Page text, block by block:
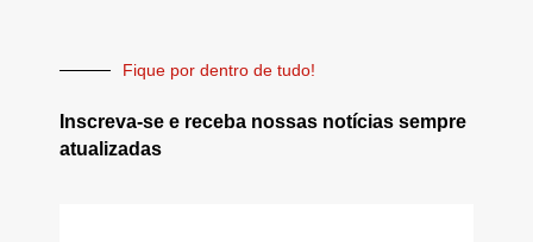
Fique por dentro de tudo!
Inscreva-se e receba nossas notícias sempre
atualizadas